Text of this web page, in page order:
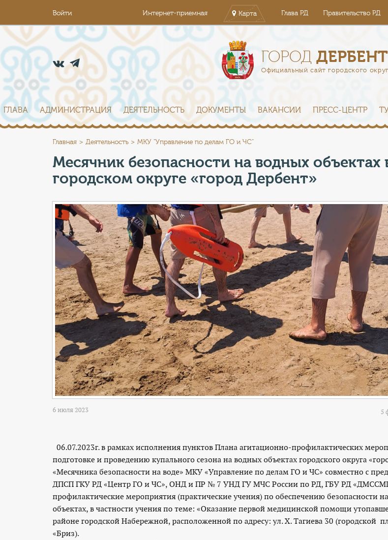
Войти Интернет-приемная Карта Глава РД Правительство РД
ГОРОДДЕРБЕНТ
Официальный сайт городского
ГЛАВА АДМИНИСТРАЦИЯ ДЕЯТЕЛЬНОСТЬ ДОКУМЕНТЫ ВАКАНСИИ ПРЕСС-ЦЕНТР
Главная Деятельность МКУ "Управление по делам ГО и ЧС"
Месячник безопасности на водных объектах
городском округе «город Дербент»
6 июля 2023 5
06.07.2023г. в рамках исполнения пунктов Плана агитационно-профилактических
подготовке и проведению купального сезона на водных объектах городского округа
«Месячника безопасности на воде» МКУ «Управление по делам ГО и ЧС» совместно с
ДПСП ГКУ РД «Центр ГО и ЧС», ОНД и ПР № 7 УНД ГУ МЧС России по РД, ГБУ РД
профилактические мероприятия (практические учения) по обеспечению безопасности
объектах, в частности учения по теме: «Оказание первой медицинской помощи
районе городской Набережной, расположенной по адресу: ул. Х. Тагиева 30 (городской